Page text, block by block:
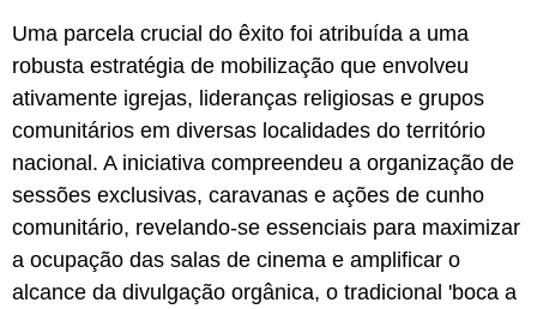
Uma parcela crucial do êxito foi atribuída a uma
robusta estratégia de mobilização que envolveu
ativamente igrejas, lideranças religiosas e grupos
comunitários em diversas localidades do território
nacional. A iniciativa compreendeu a organização de
sessões exclusivas, caravanas e ações de cunho
comunitário, revelando-se essenciais para maximizar
a ocupação das salas de cinema e amplificar o
alcance da divulgação orgânica, o tradicional 'boca a